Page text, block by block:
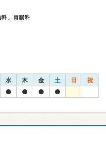
科、胃腸科
水 木 金 土 日 祝